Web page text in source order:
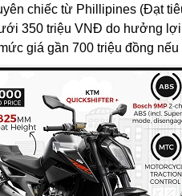
chiếc từ Phillipines (Đạt
350 triệu VNĐ do hưởng
giá gần 700 triệu đồng